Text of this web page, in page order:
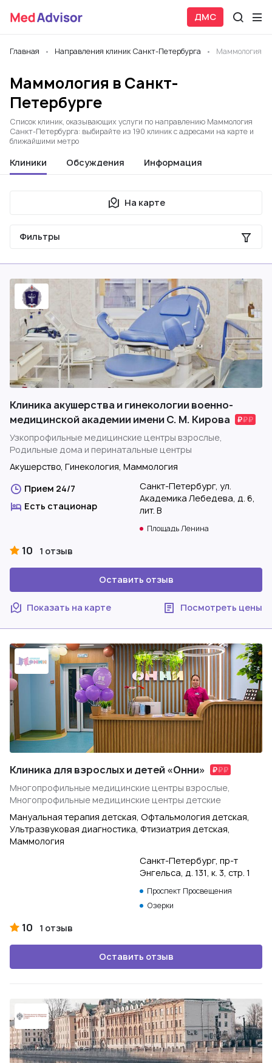
ДМС
Главная Направления клиник Санкт-Петербурга Маммология
Маммология в Санкт-
Петербурге
Список клиник, оказывающих услуги по направлению Маммология
Санкт-Петербурга: выбирайте из 190 клиник с адресами на карте и
ближайшими метро
Клиники Обсуждения Информация
На карте
Фильтры
Клиника акушерства и гинекологии военно-
медицинской академии имени С. М. Кирова
Узкопрофильные медицинские центры взрослые,
Родильные дома и перинатальные центры
Акушерство, Гинекология, Маммология
Прием 24/7
Есть стационар
Санкт-Петербург, ул.
Академика Лебедева, д. 6,
лит. В
Площадь Ленина
10 1 отзыв
Оставить отзыв
Показать на карте Посмотреть цены
Клиника для взрослых и детей «Онни»
Многопрофильные медицинские центры взрослые,
Многопрофильные медицинские центры детские
Мануальная терапия детская, Офтальмология детская,
Ультразвуковая диагностика, Фтизиатрия детская,
Маммология
Санкт-Петербург, пр-т
Энгельса, д. 131, к. 3, стр. 1
Проспект Просвещения
Озерки
10 1 отзыв
Оставить отзыв